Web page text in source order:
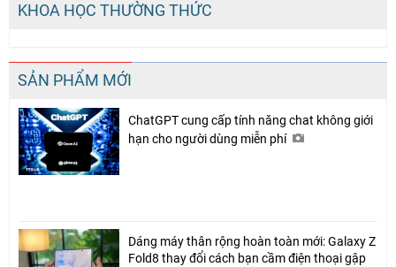
KHOA HỌC THƯỜNG THỨC
SẢN PHẨM MỚI
ChatGPT cung cấp tính năng chat không giới
hạn cho người dùng miễn phí
Dáng máy thân rộng hoàn toàn mới: Galaxy Z
Fold8 thay đổi cách bạn cầm điện thoại gập